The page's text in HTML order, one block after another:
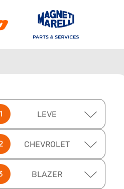
LEVE
CHEVROLET
BLAZER